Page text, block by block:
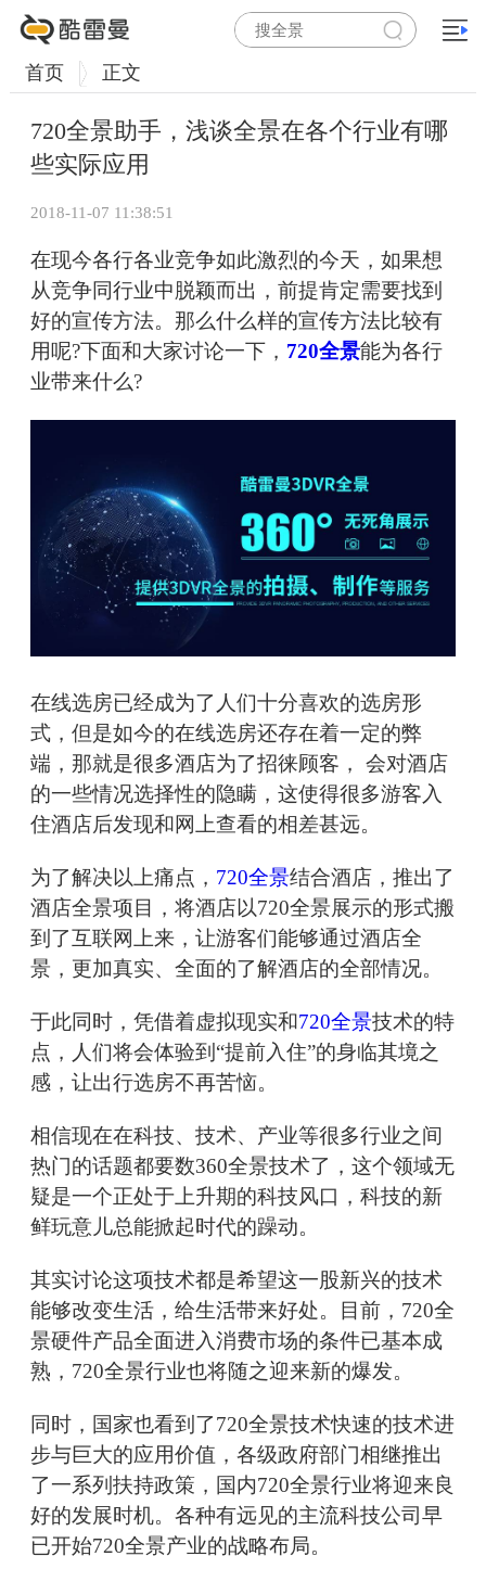
首页 正文
720全景助手，浅谈全景在各个行业有哪
些实际应用
2018-11-07 11:38:51
在现今各行各业竞争如此激烈的今天，如果想
从竞争同行业中脱颖而出，前提肯定需要找到
好的宣传方法。那么什么样的宣传方法比较有
用呢?下面和大家讨论一下， 720全景能为各行
业带来什么?
在线选房已经成为了人们十分喜欢的选房形
式，但是如今的在线选房还存在着一定的弊
端，那就是很多酒店为了招徕顾客， 会对酒店
的一些情况选择性的隐瞒，这使得很多游客入
住酒店后发现和网上查看的相差甚远。
为了解决以上痛点， 720全景结合酒店，推出了
酒店全景项目，将酒店以720全景展示的形式搬
到了互联网上来，让游客们能够通过酒店全
景，更加真实、全面的了解酒店的全部情况。
于此同时，凭借着虚拟现实和720全景技术的特
点，人们将会体验到“提前入住”的身临其境之
感，让出行选房不再苦恼。
相信现在在科技、技术、产业等很多行业之间
热门的话题都要数360全景技术了，这个领域无
疑是一个正处于上升期的科技风口，科技的新
鲜玩意儿总能掀起时代的躁动。
其实讨论这项技术都是希望这一股新兴的技术
能够改变生活，给生活带来好处。目前，720全
景硬件产品全面进入消费市场的条件已基本成
熟，720全景行业也将随之迎来新的爆发。
同时，国家也看到了720全景技术快速的技术进
步与巨大的应用价值，各级政府部门相继推出
了一系列扶持政策，国内720全景行业将迎来良
好的发展时机。各种有远见的主流科技公司早
已开始720全景产业的战略布局。